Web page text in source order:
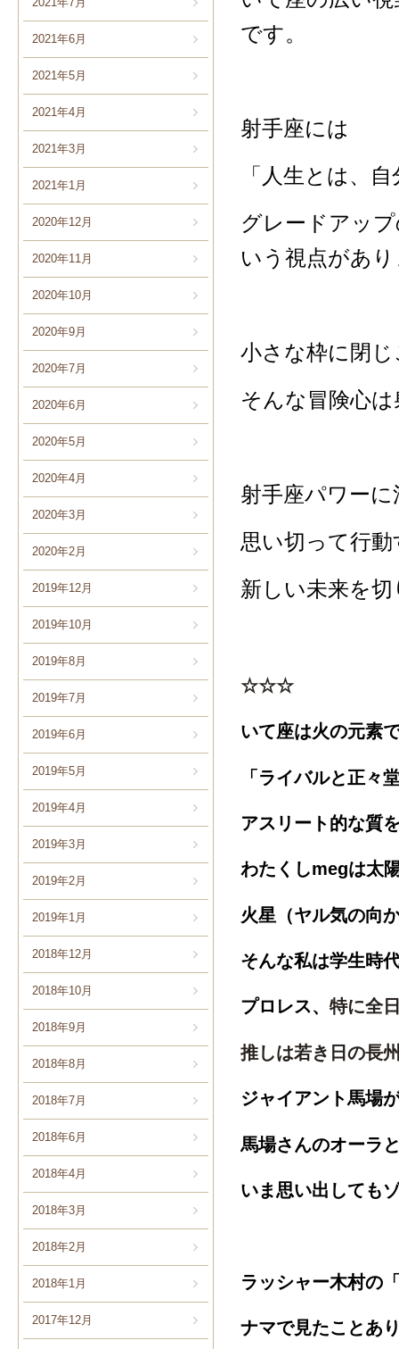
2021年6月
2021年5月
2021年4月
2021年3月
2021年1月
2020年12月
2020年11月
2020年10月
2020年9月
2020年7月
2020年6月
2020年5月
2020年4月
2020年3月
2020年2月
2019年12月
2019年10月
2019年8月
2019年7月
2019年6月
2019年5月
2019年4月
2019年3月
2019年2月
2019年1月
2018年12月
2018年10月
2018年9月
2018年8月
2018年7月
2018年6月
2018年4月
2018年3月
2018年2月
2018年1月
2017年12月
です。
射手座には
「人生とは、
グレードアッ
いう視点があ
小さな枠に閉
そんな冒険心
射手座パワー
思い切って行
新しい未来を
☆☆☆
いて座は火の元素
「ライバルと正々
アスリート的な質
わたくしmegは太
火星（ヤル気の向
そんな私は学生時
プロレス、 特に全
推しは若き日の長
ジャイアント馬場
馬場さんのオーラ
いま思い出しても
ラッシャー木村の
ナマで見たことあ